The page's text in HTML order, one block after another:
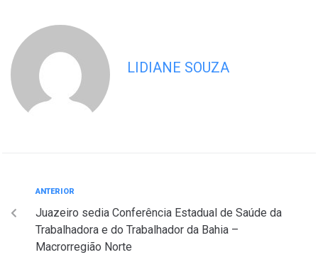
LIDIANE SOUZA
ANTERIOR
Juazeiro sedia Conferência Estadual de Saúde da
Trabalhadora e do Trabalhador da Bahia –
Macrorregião Norte